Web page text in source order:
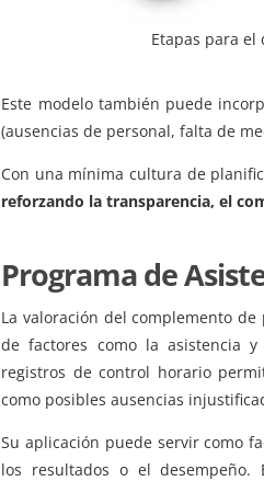
Etapas para el
Este modelo también puede
(ausencias de personal, falta de
Con una mínima cultura de
reforzando la transparencia, el
Programa de
La valoración del complemento
de factores como la asistencia
registros de control horario
como posibles ausencias
Su aplicación puede servir como
los resultados o el